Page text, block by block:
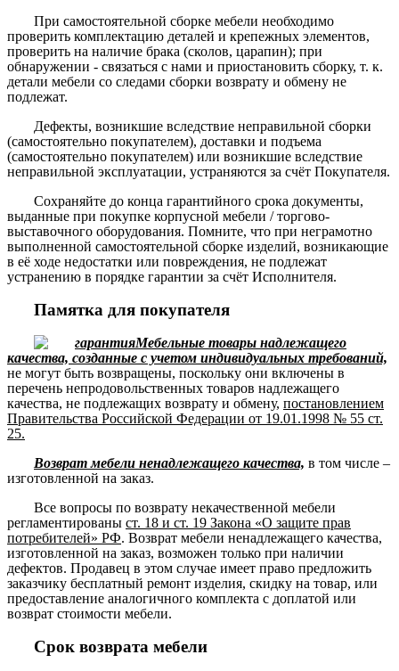
При самостоятельной сборке мебели необходимо
проверить комплектацию деталей и крепежных элементов,
проверить на наличие брака (сколов, царапин); при
обнаружении - связаться с нами и приостановить сборку, т. к.
детали мебели со следами сборки возврату и обмену не
подлежат.
Дефекты, возникшие вследствие неправильной сборки
(самостоятельно покупателем), доставки и подъема
(самостоятельно покупателем) или возникшие вследствие
неправильной эксплуатации, устраняются за счёт Покупателя.
Сохраняйте до конца гарантийного срока документы,
выданные при покупке корпусной мебели / торгово-
выставочного оборудования. Помните, что при неграмотно
выполненной самостоятельной сборке изделий, возникающие
в её ходе недостатки или повреждения, не подлежат
устранению в порядке гарантии за счёт Исполнителя.
Памятка для покупателя
Мебельные товары надлежащего
качества, созданные с учетом индивидуальных требований,
не могут быть возвращены, поскольку они включены в
перечень непродовольственных товаров надлежащего
качества, не подлежащих возврату и обмену, постановлением
Правительства Российской Федерации от 19.01.1998 № 55 ст.
25.
Возврат мебели ненадлежащего качества, в том числе –
изготовленной на заказ.
Все вопросы по возврату некачественной мебели
регламентированы ст. 18 и ст. 19 Закона «О защите прав
потребителей» РФ. Возврат мебели ненадлежащего качества,
изготовленной на заказ, возможен только при наличии
дефектов. Продавец в этом случае имеет право предложить
заказчику бесплатный ремонт изделия, скидку на товар, или
предоставление аналогичного комплекта с доплатой или
возврат стоимости мебели.
Срок возврата мебели